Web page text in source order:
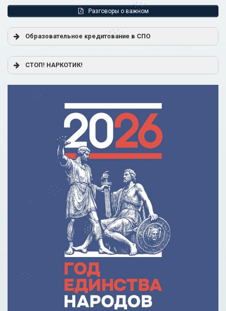
Разговоры о важном
Образовательное кредитование в СПО
Постановление Правительства РФ от 17.11.2025 г. № 1824
«О государственной поддержке образовательного
кредитования»
Распоряжение Правительства РФ от 17.11.2025 г. № 3326-
р
Образовательное кредитование: пособие для студентов
Кредит на образование с господдержкой
Причины для изменения условий по образовательному
кредиту
СТОП! НАРКОТИК!
Сделай правильный выбор